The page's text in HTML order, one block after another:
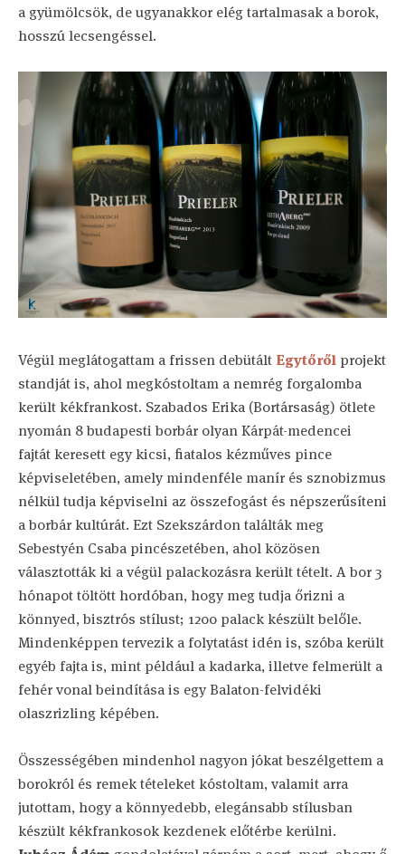
a gyümölcsök, de ugyanakkor elég tartalmasak a borok,
hosszú lecsengéssel.
Végül meglátogattam a frissen debütált Egytőről projekt
standját is, ahol megkóstoltam a nemrég forgalomba
került kékfrankost. Szabados Erika (Bortársaság) ötlete
nyomán 8 budapesti borbár olyan Kárpát-medencei
fajtát keresett egy kicsi, fiatalos kézműves pince
képviseletében, amely mindenféle manír és sznobizmus
nélkül tudja képviselni az összefogást és népszerűsíteni
a borbár kultúrát. Ezt Szekszárdon találták meg
Sebestyén Csaba pincészetében, ahol közösen
választották ki a végül palackozásra került tételt. A bor 3
hónapot töltött hordóban, hogy meg tudja őrizni a
könnyed, bisztrós stílust; 1200 palack készült belőle.
Mindenképpen tervezik a folytatást idén is, szóba került
egyéb fajta is, mint például a kadarka, illetve felmerült a
fehér vonal beindítása is egy Balaton-felvidéki
olaszrizling képében.
Összességében mindenhol nagyon jókat beszélgettem a
borokról és remek tételeket kóstoltam, valamit arra
jutottam, hogy a könnyedebb, elegánsabb stílusban
készült kékfrankosok kezdenek előtérbe kerülni.